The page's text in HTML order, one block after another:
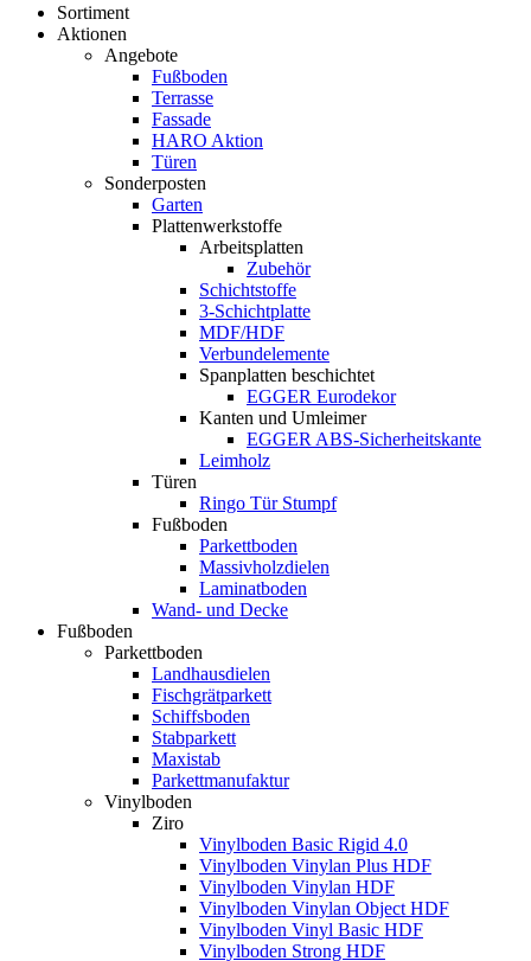
Sortiment
Aktionen
Angebote
Fußboden
Terrasse
Fassade
HARO Aktion
Türen
Sonderposten
Garten
Plattenwerkstoffe
Arbeitsplatten
Zubehör
Schichtstoffe
3-Schichtplatte
MDF/HDF
Verbundelemente
Spanplatten beschichtet
EGGER Eurodekor
Kanten und Umleimer
EGGER ABS-Sicherheitskante
Leimholz
Türen
Ringo Tür Stumpf
Fußboden
Parkettboden
Massivholzdielen
Laminatboden
Wand- und Decke
Fußboden
Parkettboden
Landhausdielen
Fischgrätparkett
Schiffsboden
Stabparkett
Maxistab
Parkettmanufaktur
Vinylboden
Ziro
Vinylboden Basic Rigid 4.0
Vinylboden Vinylan Plus HDF
Vinylboden Vinylan HDF
Vinylboden Vinylan Object HDF
Vinylboden Vinyl Basic HDF
Vinylboden Strong HDF